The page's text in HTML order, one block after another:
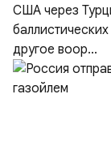
США через
другое воор...